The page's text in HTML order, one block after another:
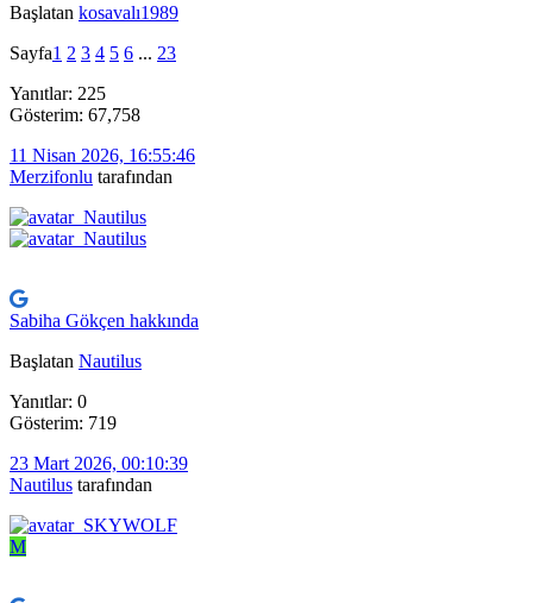
Başlatan kosavalı1989
Sayfa1 2 3 4 5 6 ... 23
Yanıtlar: 225
Gösterim: 67,758
11 Nisan 2026, 16:55:46
Merzifonlu tarafından
Sabiha Gökçen hakkında
Başlatan Nautilus
Yanıtlar: 0
Gösterim: 719
23 Mart 2026, 00:10:39
Nautilus tarafından
M